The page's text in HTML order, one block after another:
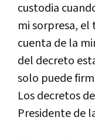
custodia
mi sorpresa,
cuenta de la
del decreto
solo puede
Los decretos
Presidente de